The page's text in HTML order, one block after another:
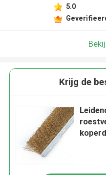
5.0
Krijg de